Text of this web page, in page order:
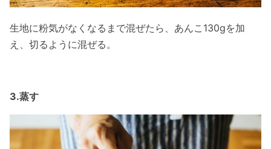
生地に粉気がなくなるまで混ぜたら、あんこ130gを加
え、切るように混ぜる。
3.蒸す